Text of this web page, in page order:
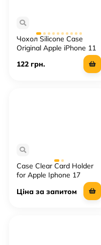
Чохол Silicone Case
Original Apple iPhone 11
122 грн.
Case Clear Card Holder
for Apple Iphone 17
Ціна за запитом